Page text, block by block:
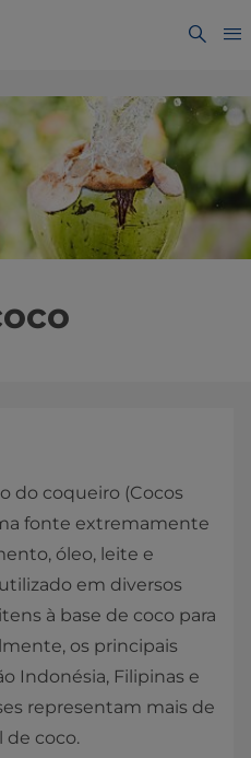
do coqueiro (Cocos
fonte extremamente
óleo, leite e
em diversos
à base de coco para
os principais
Indonésia, Filipinas e
representam mais de
de coco.